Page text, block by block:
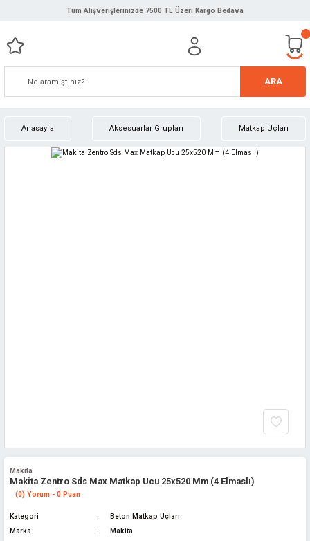
Tüm Alışverişlerinizde 7500 TL Üzeri Kargo Bedava
ARA
Anasayfa Aksesuarlar Grupları Matkap Uçları
Makita
Makita Zentro Sds Max Matkap Ucu 25x520 Mm (4 Elmaslı)
(0) Yorum - 0 Puan
Kategori
Beton Matkap Uçları
Marka
Makita